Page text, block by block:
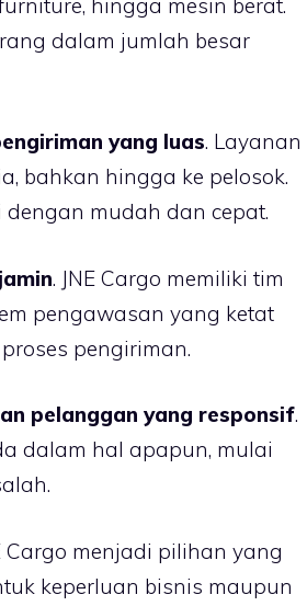
hingga mesin berat.
dalam jumlah besar
yang luas. Layanan
bahkan hingga ke pelosok.
mudah dan cepat.
. JNE Cargo memiliki tim
pengawasan yang ketat
pengiriman.
pelanggan yang responsif.
dalam hal apapun, mulai
menjadi pilihan yang
keperluan bisnis maupun